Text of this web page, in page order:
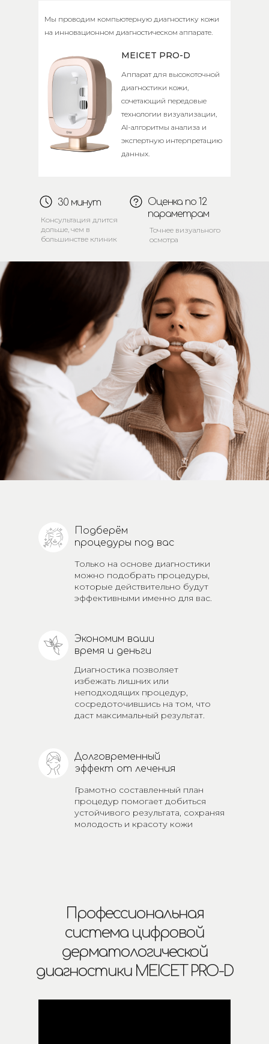
Аппарат для высокоточной
диагностики кожи,
сочетающий передовые
технологии визуализации,
AI-алгоритмы анализа и
экспертную интерпретацию
данных.
Мы проводим компьютерную диагностику кожи
на инновационном диагностическом аппарате.
30 минут
Оценка по 12
параметрам
Консультация длится
дольше, чем в
большинстве клиник
Точнее визуального
осмотра
MEICET PRO-D
Подберём
процедуры под вас
Экономим ваши
время и деньги
Долговременный
эффект от лечения
Только на основе диагностики
можно подобрать процедуры,
которые действительно будут
эффективными именно для вас.
Диагностика позволяет
избежать лишних или
неподходящих процедур,
сосредоточившись на том, что
даст максимальный результат.
Грамотно составленный план
процедур помогает добиться
устойчивого результата, сохраняя
молодость и красоту кожи
Профессиональная
система цифровой
дерматологической
диагностики MEICET PRO-D